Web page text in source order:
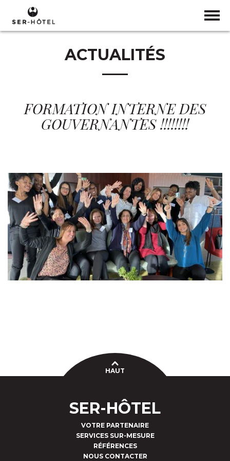
ACTUALITÉS
FORMATION INTERNE DES
GOUVERNANTES !!!!!!!!
HAUT
VOTRE PARTENAIRE
SERVICES SUR-MESURE
SER-HÔTEL
RÉFÉRENCES
NOUS CONTACTER